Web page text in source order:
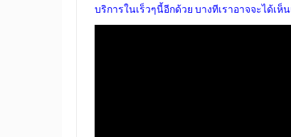
บริการในเร็วๆนี้อีกด้วย บางทีเราอาจจะได้เ